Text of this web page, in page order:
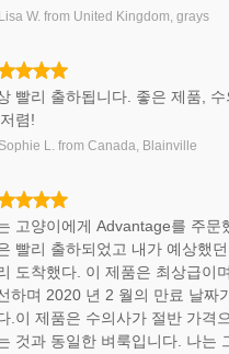
Lisa W. from United Kingdom, grays
빨리 출하됩니다. 좋은 제품, 수
렴!
Sophie L. from Canada, Blainville
고양이에게 Advantage를 주문
빨리 출하되었고 내가 예상했
도착했다. 이 제품은 최상급이
하며 2020 년 2 월의 만료 날짜
.이 제품은 수의사가 절반 가격
것과 동일한 벼룩입니다. 나는